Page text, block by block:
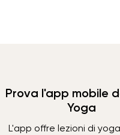
Prova l'app mobile
Yoga
L'app offre lezioni di